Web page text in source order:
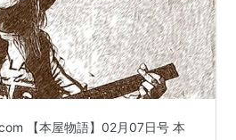
【本屋物語】02月07日号 本